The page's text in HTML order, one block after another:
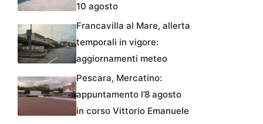
10 agosto
Francavilla al Mare, allerta
temporali in vigore:
aggiornamenti meteo
Pescara, Mercatino:
appuntamento l’8 agosto
in corso Vittorio Emanuele